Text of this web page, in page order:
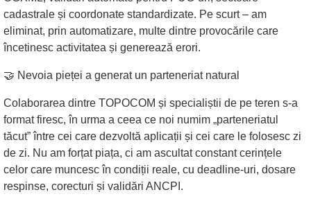
cadastrale și coordonate standardizate. Pe scurt – am
eliminat, prin automatizare, multe dintre provocările care
încetinesc activitatea și generează erori.
🤝 Nevoia pieței a generat un parteneriat natural
Colaborarea dintre TOPOCOM și specialiștii de pe teren s-a
format firesc, în urma a ceea ce noi numim „parteneriatul
tăcut” între cei care dezvoltă aplicații și cei care le folosesc zi
de zi. Nu am forțat piața, ci am ascultat constant cerințele
celor care muncesc în condiții reale, cu deadline-uri, dosare
respinse, corecturi și validări ANCPI.